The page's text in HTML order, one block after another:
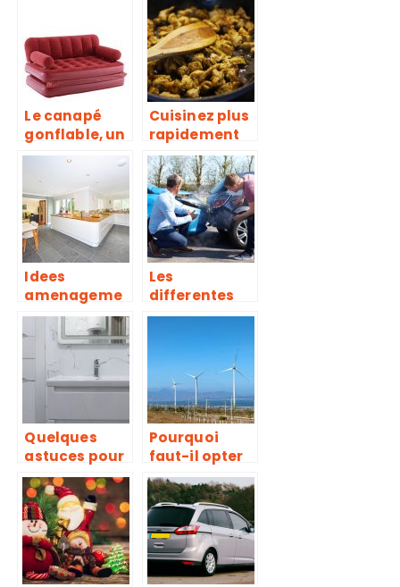
silencieux ?
Le canapé
gonflable, un
meuble tout à
fait considéré
comme un
meuble
normal
Cuisinez plus
rapidement
avec une
poêle à
induction
professionnel
le
Idees
amenageme
nts cuisine :
Laquelle
convient plus
a une petite
cuisine ?
Les
differentes
assurances
Quelques
astuces pour
bien choisir
son chauffe-
eau
electronique
Pourquoi
faut-il opter
pour une
energie
durable ?